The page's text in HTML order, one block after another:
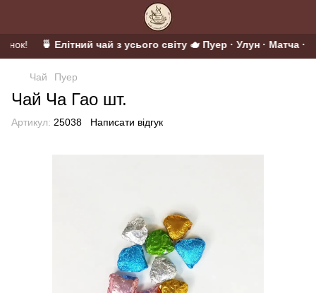
🍵 Елітний чай з усього світу 🫖 Пуер · Улун · Матча ·
Чай Пуер
Чай Ча Гао шт.
Артикул: 25038 Написати відгук